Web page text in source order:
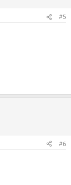
#5
#6